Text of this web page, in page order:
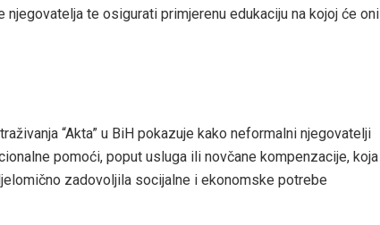
njegovatelja te osigurati primjerenu edukaciju na kojoj će oni
“Akta” u BiH pokazuje kako neformalni njegovatelji
pomoći, poput usluga ili novčane kompenzacije, koja
zadovoljila socijalne i ekonomske potrebe